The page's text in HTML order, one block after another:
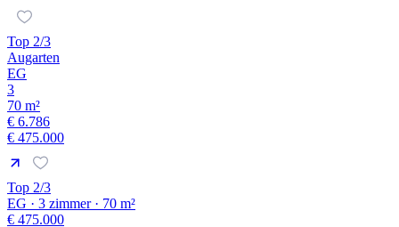
Top 2/3
Augarten
EG
3
70 m²
€ 6.786
€ 475.000
Top 2/3
EG · 3 zimmer · 70 m²
€ 475.000